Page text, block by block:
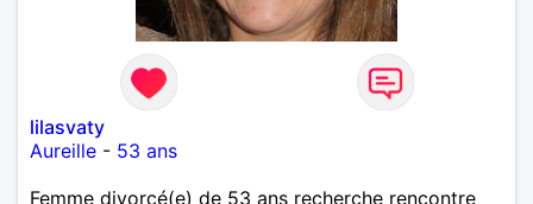
lilasvaty
Aureille - 53 ans
Femme divorcé(e) de 53 ans recherche rencontre